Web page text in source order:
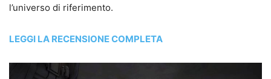
l’universo di riferimento.
LEGGI LA RECENSIONE COMPLETA